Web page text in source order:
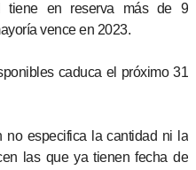
tiene en reserva más de 9
vence en 2023.
caduca el próximo 31
no especifica la cantidad ni la
las que ya tienen fecha de